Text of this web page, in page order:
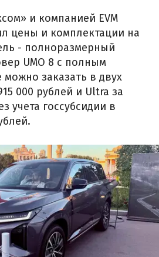
и компанией EVM
цены и комплектации на
- полноразмерный
UMO 8 с полным
заказать в двух
000 рублей и Ultra за
учета госсубсидии в